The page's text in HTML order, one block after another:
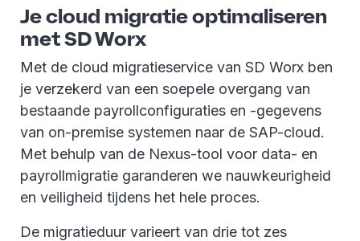
Je cloud migratie optimaliseren
met SD Worx
Met de cloud migratieservice van SD Worx ben
je verzekerd van een soepele overgang van
bestaande payrollconfiguraties en -gegevens
van on-premise systemen naar de SAP-cloud.
Met behulp van de Nexus-tool voor data- en
payrollmigratie garanderen we nauwkeurigheid
en veiligheid tijdens het hele proces.
De migratieduur varieert van drie tot zes